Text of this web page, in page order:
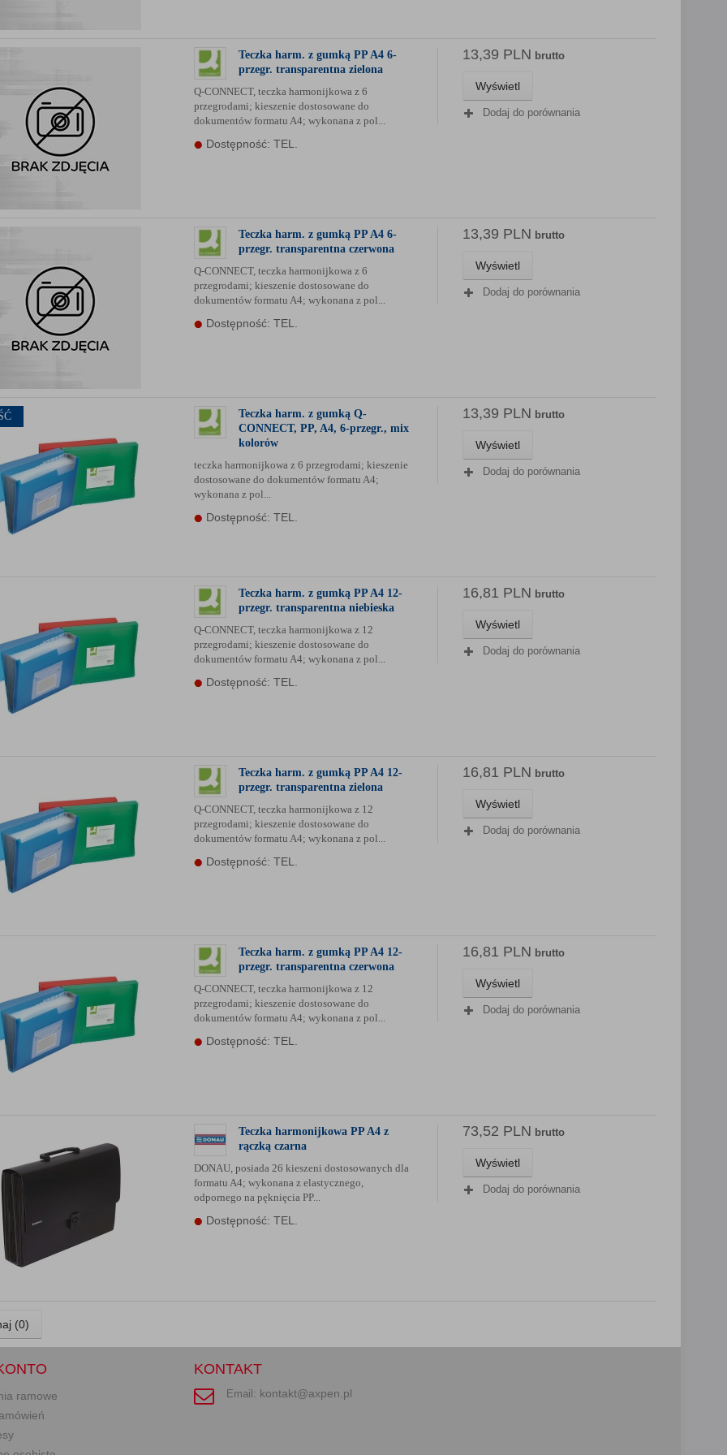
Teczka harm. z gumką PP A4 6-
przegr. transparentna zielona
Q-CONNECT, teczka harmonijkowa z 6
przegrodami; kieszenie dostosowane do
dokumentów formatu A4; wykonana z pol...
Dostępność: TEL.
13,39 PLN brutto
Wyświetl
Dodaj do porównania
Teczka harm. z gumką PP A4 6-
przegr. transparentna czerwona
Q-CONNECT, teczka harmonijkowa z 6
przegrodami; kieszenie dostosowane do
dokumentów formatu A4; wykonana z pol...
Dostępność: TEL.
13,39 PLN brutto
Wyświetl
Dodaj do porównania
Teczka harm. z gumką Q-
CONNECT, PP, A4, 6-przegr., mix
kolorów
teczka harmonijkowa z 6 przegrodami; kieszenie
dostosowane do dokumentów formatu A4;
wykonana z pol...
Dostępność: TEL.
13,39 PLN brutto
Wyświetl
Dodaj do porównania
Teczka harm. z gumką PP A4 12-
przegr. transparentna niebieska
Q-CONNECT, teczka harmonijkowa z 12
przegrodami; kieszenie dostosowane do
dokumentów formatu A4; wykonana z pol...
Dostępność: TEL.
16,81 PLN brutto
Wyświetl
Dodaj do porównania
Teczka harm. z gumką PP A4 12-
przegr. transparentna zielona
Q-CONNECT, teczka harmonijkowa z 12
przegrodami; kieszenie dostosowane do
dokumentów formatu A4; wykonana z pol...
Dostępność: TEL.
16,81 PLN brutto
Wyświetl
Dodaj do porównania
Teczka harm. z gumką PP A4 12-
przegr. transparentna czerwona
Q-CONNECT, teczka harmonijkowa z 12
przegrodami; kieszenie dostosowane do
dokumentów formatu A4; wykonana z pol...
Dostępność: TEL.
16,81 PLN brutto
Wyświetl
Dodaj do porównania
Teczka harmonijkowa PP A4 z
rączką czarna
DONAU, posiada 26 kieszeni dostosowanych dla
formatu A4; wykonana z elastycznego,
odpornego na pęknięcia PP...
Dostępność: TEL.
73,52 PLN brutto
Wyświetl
Dodaj do porównania
(0)
ramowe
KONTAKT
Email: kontakt@axpen.pl